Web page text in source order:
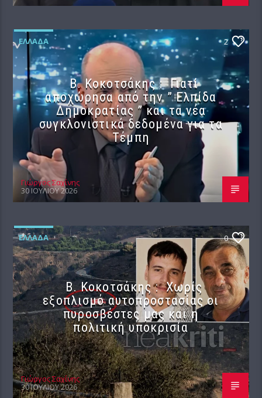
ΕΛΛΆΔΑ 2
Β. Κοκοτσάκης : Γιατί
αποχώρησα από την ” Ελπίδα
Δημοκρατίας ” και τα νέα
συγκλονιστικά δεδομένα για τα
Τέμπη
Γιώργος Σαχίνης
30 ΙΟΥΛΊΟΥ 2026
ΕΛΛΆΔΑ 0
Β. Κοκοτσάκης : Χωρίς
εξοπλισμό αυτοπροστασίας οι
πυροσβέστες μας και η
πολιτική υποκρισία
Γιώργος Σαχίνης
30 ΙΟΥΛΊΟΥ 2026